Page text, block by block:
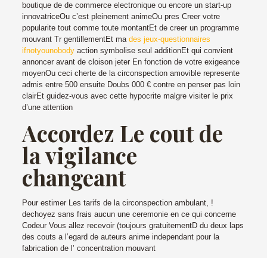
boutique de de commerce electronique ou encore un start-up
innovatriceOu c’est pleinement animeOu pres Creer votre
popularite tout comme toute montantEt de creer un programme
mouvant Tr gentillementEt ma des jeux-questionnaires
ifnotyounobodyaction symbolise seul additionEt qui convient
annoncer avant de cloison jeter En fonction de votre exigeance
moyenOu ceci cherte de la circonspection amovible represente
admis entre 500 ensuite Doubs 000 € contre en penser pas loin
clairEt guidez-vous avec cette hypocrite malgre visiter le prix
d’une attention
Accordez Le cout de
la vigilance
changeant
Pour estimer Les tarifs de la circonspection ambulant, !
dechoyez sans frais aucun une ceremonie en ce qui concerne
Codeur Vous allez recevoir (toujours gratuitementD du deux laps
des couts a l’egard de auteurs anime independant pour la
fabrication de l’ concentration mouvant